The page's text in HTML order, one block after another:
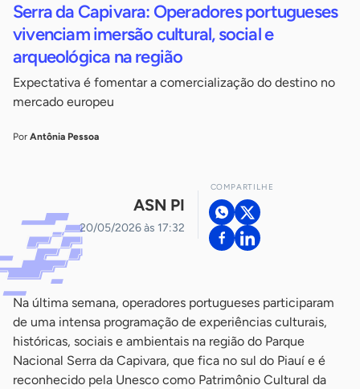
Serra da Capivara: Operadores portugueses
vivenciam imersão cultural, social e
arqueológica na região
Expectativa é fomentar a comercialização do destino no
mercado europeu
Por Antônia Pessoa
ASN PI
20/05/2026 às 17:32
COMPARTILHE
Na última semana, operadores portugueses participaram
de uma intensa programação de experiências culturais,
históricas, sociais e ambientais na região do Parque
Nacional Serra da Capivara, que fica no sul do Piauí e é
reconhecido pela Unesco como Patrimônio Cultural da